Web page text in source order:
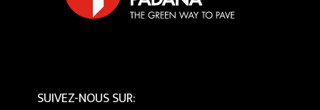
SUIVEZ-NOUS SUR: